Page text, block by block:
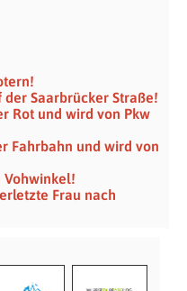
Saarbrücker Straße!
Rot und wird von Pkw
Fahrbahn und wird von
Vohwinkel!
Frau nach